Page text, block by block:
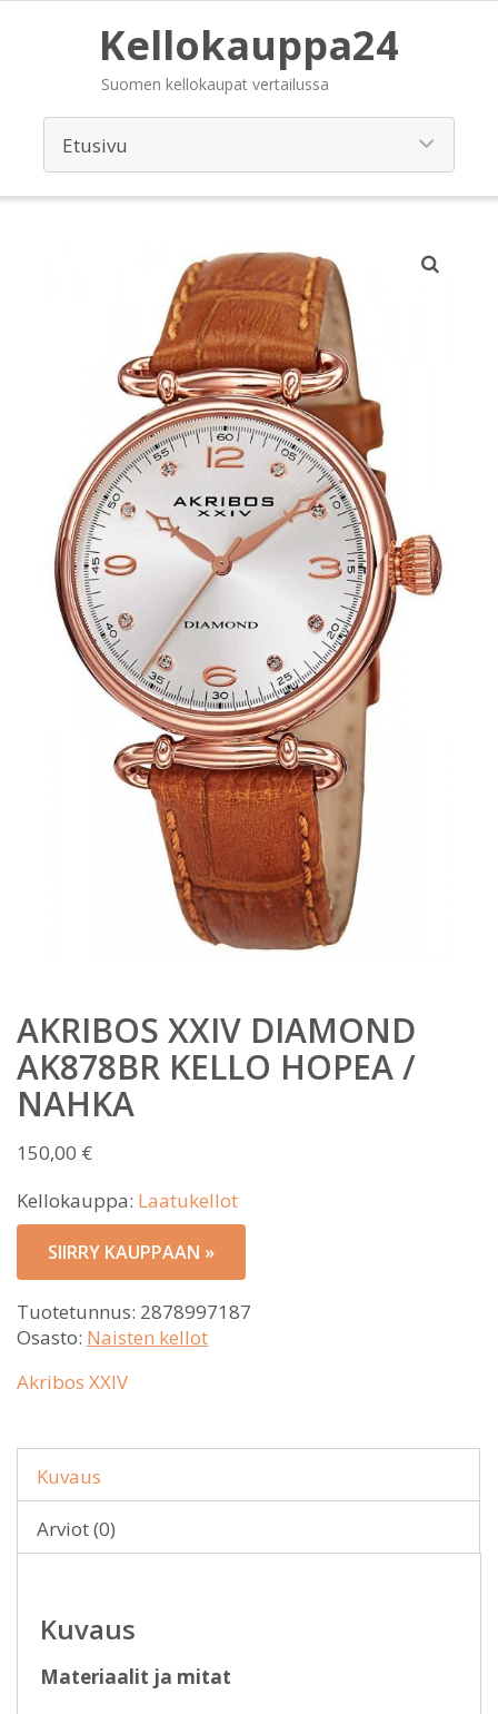
Kellokauppa24
Suomen kellokaupat vertailussa
AKRIBOS XXIV DIAMOND
AK878BR KELLO HOPEA /
NAHKA
150,00 €
Kellokauppa: Laatukellot
SIIRRY KAUPPAAN »
Tuotetunnus: 2878997187
Osasto: Naisten kellot
Akribos XXIV
Kuvaus
Arviot (0)
Kuvaus
Materiaalit ja mitat